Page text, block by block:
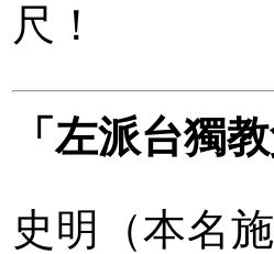
尺！
「左派台獨
史明（本名